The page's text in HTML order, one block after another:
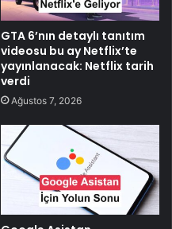
GTA 6’nın detaylı tanıtım
videosu bu ay Netflix’te
yayınlanacak: Netflix tarih
verdi
Ağustos 7, 2026